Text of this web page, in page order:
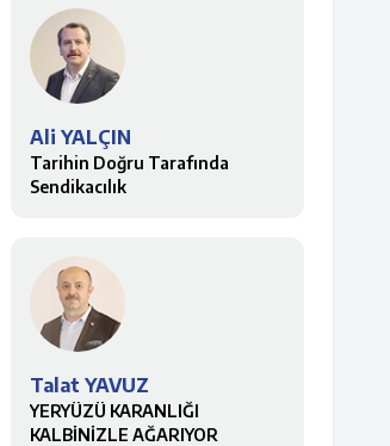
Ali YALÇIN
Tarihin Doğru Tarafında
Sendikacılık
Talat YAVUZ
YERYÜZÜ KARANLIĞI
KALBİNİZLE AĞARIYOR